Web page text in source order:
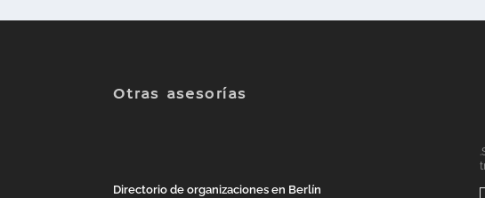
Otras asesorías
Directorio de organizaciones en Berlín